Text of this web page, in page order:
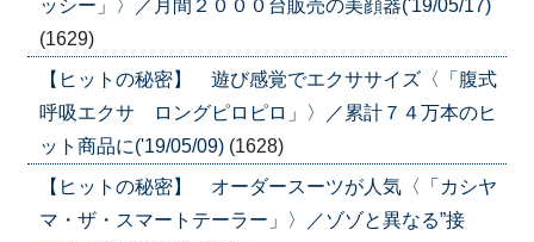
ッシー」〉／月間２０００台販売の美顔器('19/05/17)
(1629)
【ヒットの秘密】 遊び感覚でエクササイズ〈「腹式
呼吸エクサ ロングピロピロ」〉／累計７４万本のヒ
ット商品に('19/05/09) (1628)
【ヒットの秘密】 オーダースーツが人気〈「カシヤ
マ・ザ・スマートテーラー」〉／ゾゾと異なる”接